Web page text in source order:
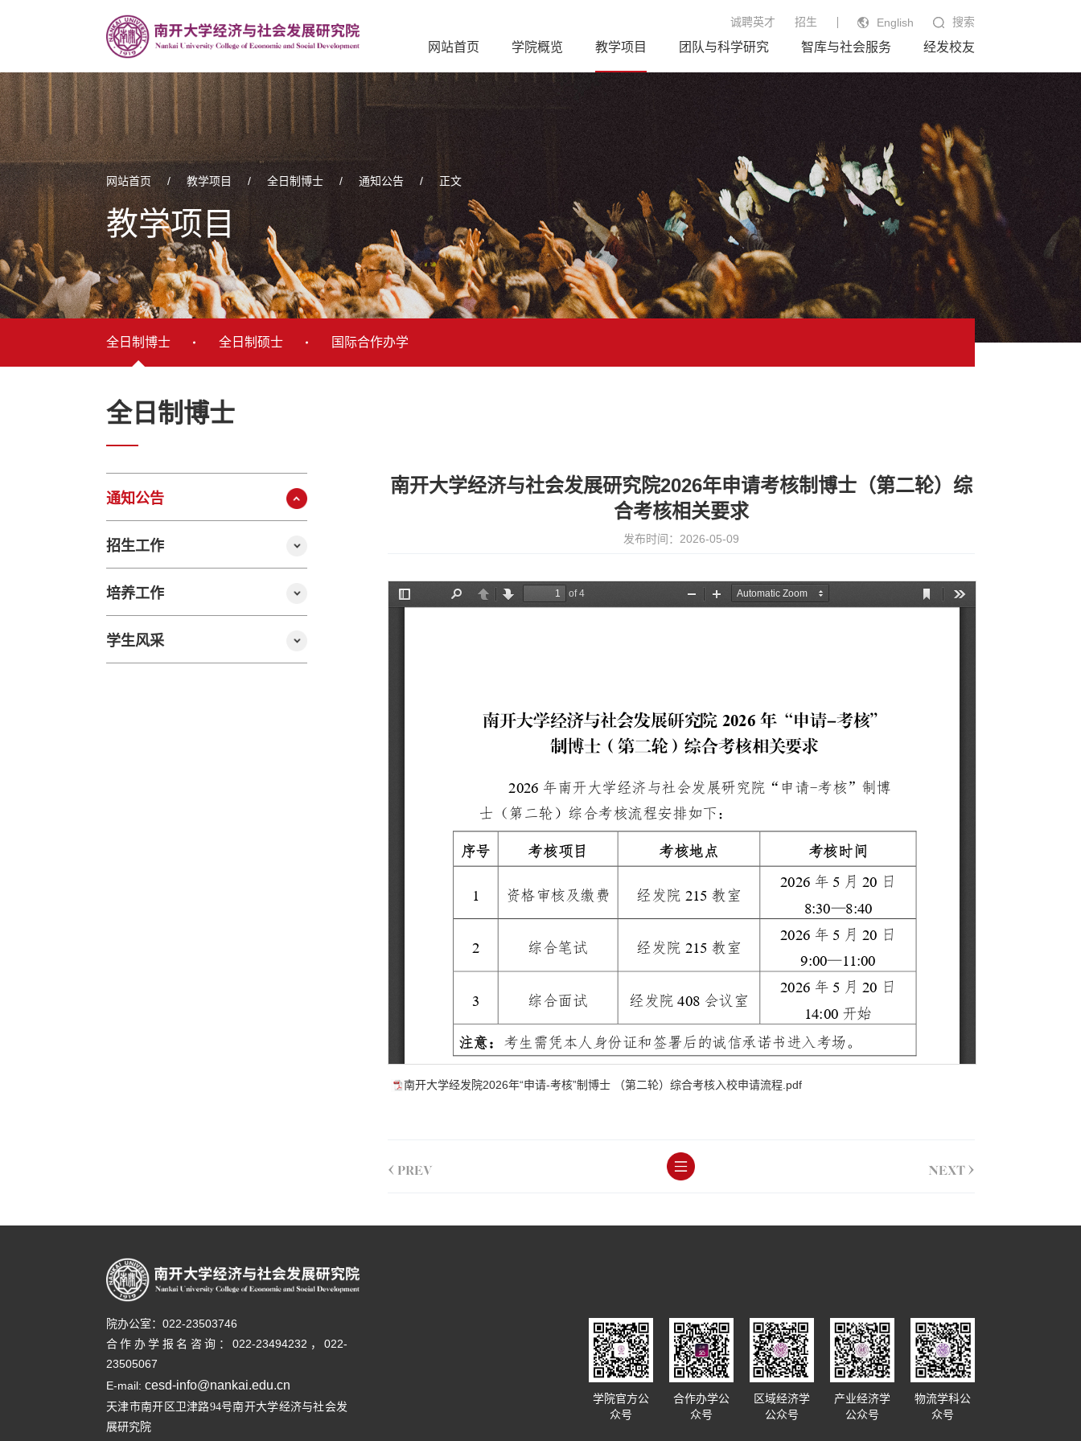
诚聘英才 招生 English 搜索
网站首页 学院概览 教学项目 团队与科学研究 智库与社会服务 经发校友
网站首页 / 教学项目 / 全日制博士 / 通知公告 / 正文
教学项目
全日制博士 全日制硕士 国际合作办学
全日制博士
通知公告
招生工作
培养工作
学生风采
南开大学经济与社会发展研究院2026年申请考核制博士（第二轮）综
合考核相关要求
发布时间：2026-05-09
南开大学经发院2026年“申请-考核”制博士 （第二轮）综合考核入校申请流程.pdf
< PREV NEXT >
院办公室：022-23503746
合作办学报名咨询：022-23494232，022-
23505067
E-mail: cesd-info@nankai.edu.cn
天津市南开区卫津路94号南开大学经济与社会发
展研究院
学院官方公
众号
合作办学公
众号
区域经济学
公众号
产业经济学
公众号
物流学科公
众号